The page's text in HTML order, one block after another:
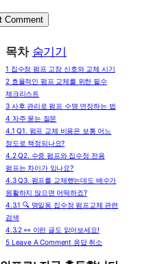
목차 숨기기
1 집수정 펌프 고장 신호와 교체 시기
2 효율적인 펌프 교체를 위한 필수
체크리스트
3 사후 관리로 펌프 수명 연장하는 법
4 자주 묻는 질문
4.1 Q1. 펌프 교체 비용은 보통 어느
정도로 책정되나요?
4.2 Q2. 수중 펌프와 집수정 전용
펌프는 차이가 있나요?
4.3 Q3. 펌프를 교체했는데도 배수가
원활하지 않으면 어떡하죠?
4.3.1 🔍 명일동 집수정 펌프교체 관련
검색
4.3.2 👀 이런 글도 읽어보세요!
5 Leave A Comment 응답 취소